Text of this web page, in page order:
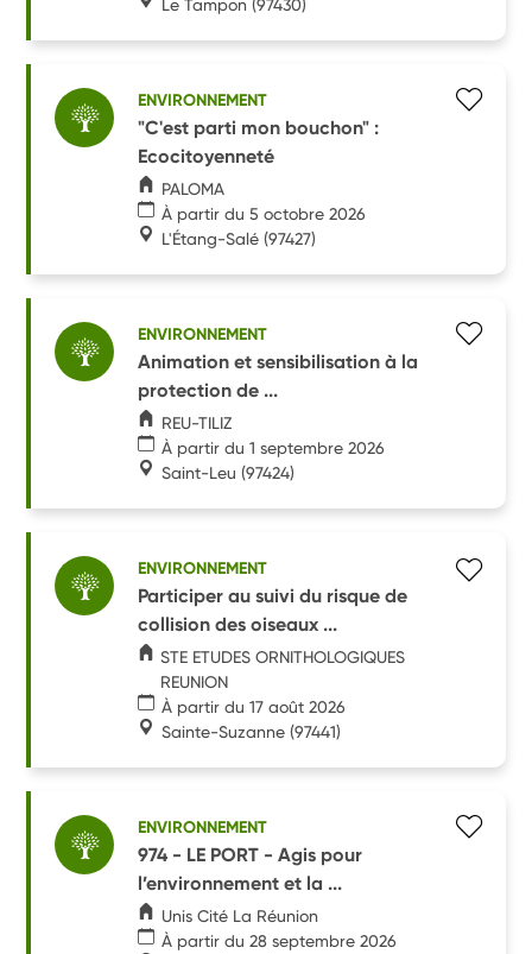
Le Tampon (97430)
ENVIRONNEMENT
"C'est parti mon bouchon" :
Ecocitoyenneté
PALOMA
À partir du 5 octobre 2026
L'Étang-Salé (97427)
ENVIRONNEMENT
Animation et sensibilisation à la
protection de ...
REU-TILIZ
À partir du 1 septembre 2026
Saint-Leu (97424)
ENVIRONNEMENT
Participer au suivi du risque de
collision des oiseaux ...
STE ETUDES ORNITHOLOGIQUES
REUNION
À partir du 17 août 2026
Sainte-Suzanne (97441)
ENVIRONNEMENT
974 - LE PORT - Agis pour
l’environnement et la ...
Unis Cité La Réunion
À partir du 28 septembre 2026